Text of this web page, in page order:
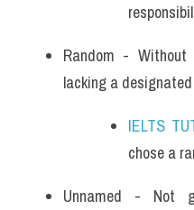
Random -
lacking a
IELTS
chose a
Unnamed - Not